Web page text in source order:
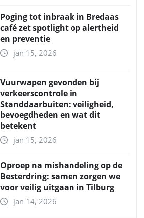
Poging tot inbraak in Bredaas
café zet spotlight op alertheid
en preventie
jan 15, 2026
Vuurwapen gevonden bij
verkeerscontrole in
Standdaarbuiten: veiligheid,
bevoegdheden en wat dit
betekent
jan 15, 2026
Oproep na mishandeling op de
Besterdring: samen zorgen we
voor veilig uitgaan in Tilburg
jan 14, 2026